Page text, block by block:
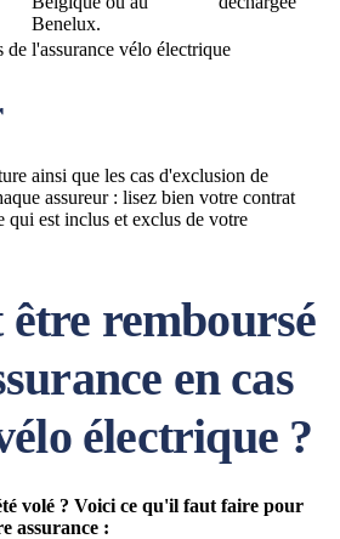
Benelux.
de l'assurance vélo électrique
ainsi que les cas d'exclusion de
assureur : lisez bien votre contrat
qui est inclus et exclus de votre
remboursé
en cas
électrique ?
volé ? Voici ce qu'il faut faire pour
assurance :